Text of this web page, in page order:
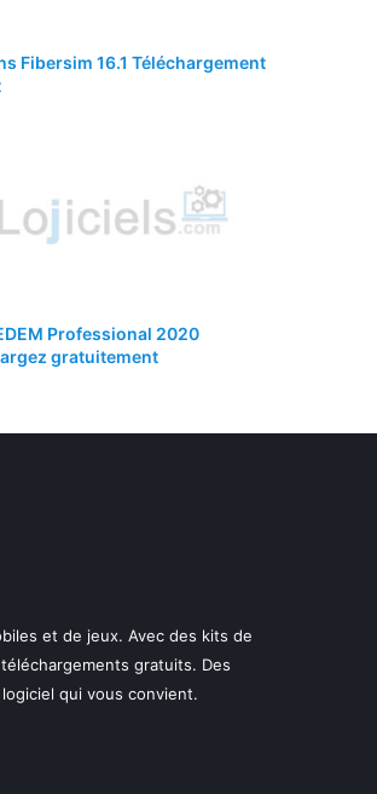
Fibersim 16.1 Téléchargement
Professional 2020
gratuitement
et de jeux. Avec des kits de
gratuits. Des
qui vous convient.